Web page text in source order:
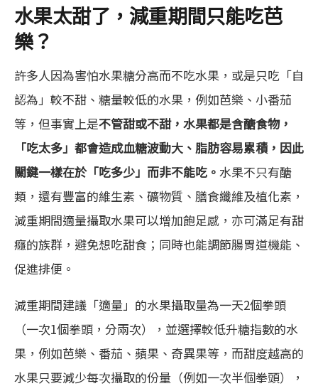
水果太甜了，減重期間只能吃芭
樂？
許多人因為害怕水果糖分高而不吃水果，或是只吃「自
認為」較不甜、糖量較低的水果，例如芭樂、小番茄
等，但事實上是不管甜或不甜，水果都是含醣食物，
「吃太多」都會造成血糖波動大、脂肪容易累積，因此
關鍵一樣在於「吃多少」而非不能吃。 水果不只有醣
類，還有豐富的維生素、礦物質、膳食纖維及植化素，
減重期間適量攝取水果可以增加飽足感，亦可滿足有甜
癮的族群，避免想吃甜食；同時也能調節腸胃道機能、
促進排便。
減重期間建議「適量」的水果攝取量為一天2個拳頭
（一次1個拳頭，分兩次），並選擇較低升糖指數的水
果，例如芭樂、番茄、蘋果、奇異果等，而甜度越高的
水果只要減少每次攝取的份量（例如一次半個拳頭），